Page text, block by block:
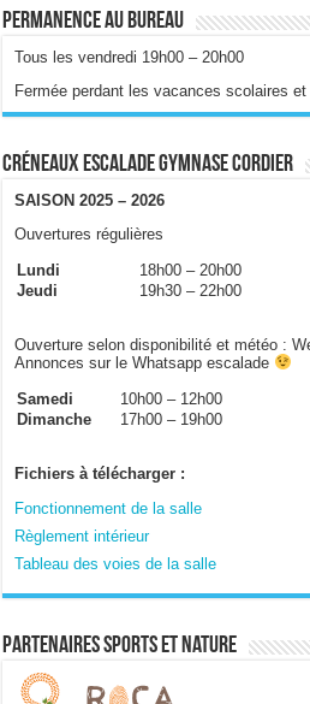
Permanence au bureau
Tous les vendredi 19h00 – 20h00
Fermée perdant les vacances scolaires et
Créneaux escalade gymnase Cordier
SAISON 2025 – 2026
Ouvertures régulières
Lundi
18h00 – 20h00
Jeudi
19h30 – 22h00
Ouverture selon disponibilité et météo :
Annonces sur le Whatsapp escalade
Samedi
10h00 – 12h00
Dimanche
17h00 – 19h00
Fichiers à télécharger :
Fonctionnement de la salle
Règlement intérieur
Tableau des voies de la salle
Partenaires sports et nature